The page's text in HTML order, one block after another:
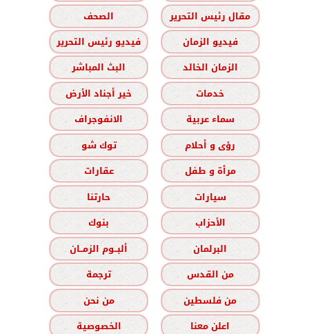
مقال رئيس التحرير
الصحف
فيديو الزمان
فيديو رئيس التحرير
الزمان الخالد
البث المباشر
خدمات
خير أجناد الأرض
سماء عربية
الانفوجراف
رؤى و أحلام
توك شو
مرأة و طفل
عقارات
سيارات
حارتنا
الأحزاب
بنوك
البرلمان
ألبــوم الزمــان
من القدس
ترجمة
من فلسطين
من نحن
اعلن معنا
الخصوصية